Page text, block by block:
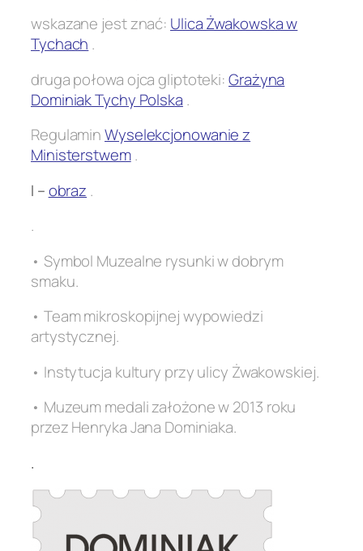
wskazane jest znać: Ulica Żwakowska w
Tychach .
druga połowa ojca gliptoteki:Grażyna
Dominiak Tychy Polska .
RegulaminWyselekcjonowanie z
Ministerstwem.
I –obraz .
.
• Symbol Muzealne rysunki w dobrym
smaku.
• Team mikroskopijnej wypowiedzi
artystycznej.
• Instytucja kultury przy ulicy Żwakowskiej.
• Muzeum medali założone w 2013 roku
przez Henryka Jana Dominiaka.
.